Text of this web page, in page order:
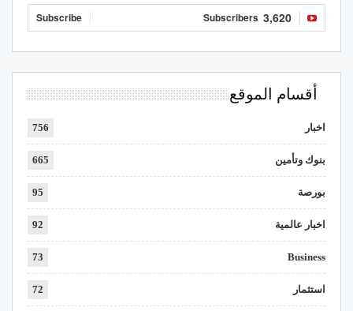
3,620
Subscribers
Subscribe
أقسام الموقع
اخبار 756
بنوك وتأمين 665
بورصة 95
اخبار عالمية 92
Business
73
استثمار 72